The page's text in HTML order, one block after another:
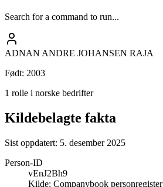
Search for a command to run...
ADNAN ANDRE JOHANSEN RAJA
Født: 2003
1 rolle i norske bedrifter
Kildebelagte fakta
Sist oppdatert: 5. desember 2025
Person-ID
vEnJ2Bh9
Kilde: Companybook personregister